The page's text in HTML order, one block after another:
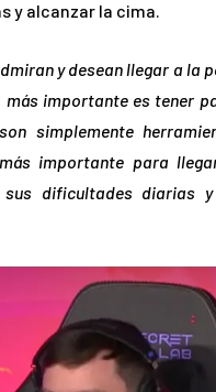
y alcanzar la cima.
y desean llegar a la
importante es tener
simplemente
importante para
dificultades diarias